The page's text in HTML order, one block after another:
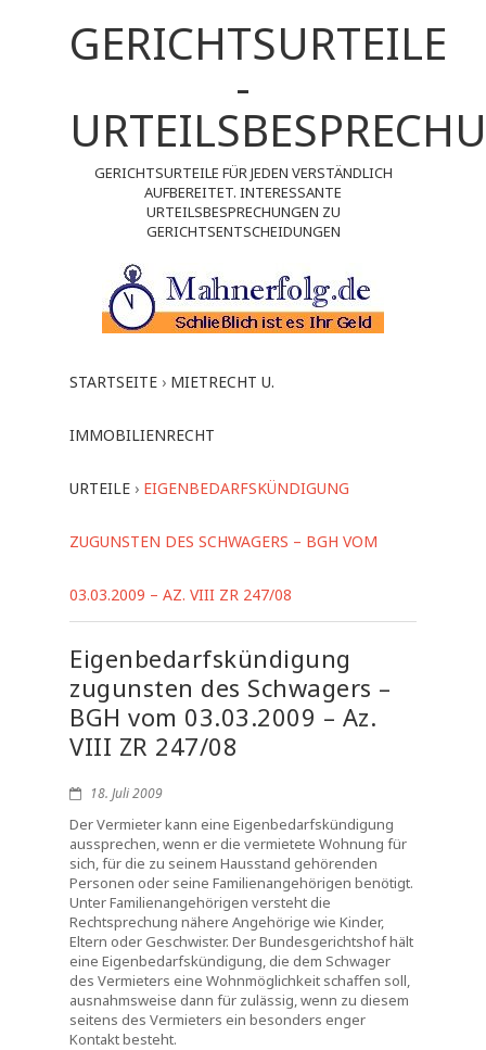
GERICHTSURTEILE
-
GERICHTSURTEILE FÜR JEDEN VERSTÄNDLICH
AUFBEREITET. INTERESSANTE
URTEILSBESPRECHUNGEN ZU
GERICHTSENTSCHEIDUNGEN
STARTSEITE › MIETRECHT U.
IMMOBILIENRECHT
URTEILE › EIGENBEDARFSKÜNDIGUNG
ZUGUNSTEN DES SCHWAGERS – BGH VOM
03.03.2009 – AZ. VIII ZR 247/08
Eigenbedarfskündigung
zugunsten des Schwagers –
BGH vom 03.03.2009 – Az.
VIII ZR 247/08
18. Juli 2009
Der Vermieter kann eine Eigenbedarfskündigung
aussprechen, wenn er die vermietete Wohnung für
sich, für die zu seinem Hausstand gehörenden
Personen oder seine Familienangehörigen benötigt.
Unter Familienangehörigen versteht die
Rechtsprechung nähere Angehörige wie Kinder,
Eltern oder Geschwister. Der Bundesgerichtshof hält
eine Eigenbedarfskündigung, die dem Schwager
des Vermieters eine Wohnmöglichkeit schaffen soll,
ausnahmsweise dann für zulässig, wenn zu diesem
seitens des Vermieters ein besonders enger
Kontakt besteht.